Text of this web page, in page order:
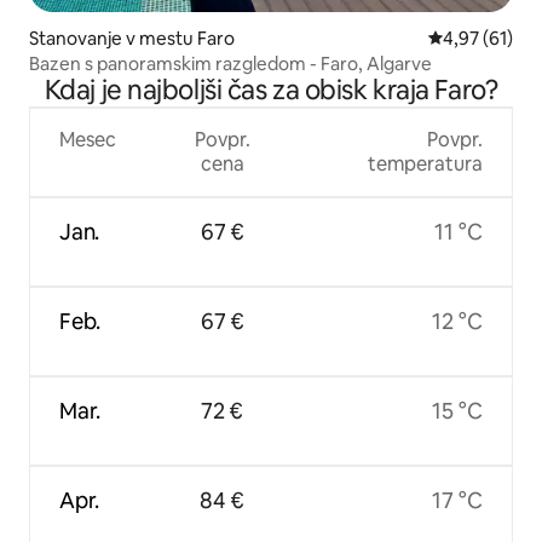
Stanovanje v mestu Faro Povprečna
4,97 (61)
Bazen s panoramskim razgledom - Faro, Algarve
Kdaj je najboljši čas za obisk kraja Faro?
Mesec
Jan.
Feb.
Mar.
Apr.
Povpr.
cena
67 €
67 €
72 €
84 €
Povpr.
temperatura
11 °C
12 °C
15 °C
17 °C